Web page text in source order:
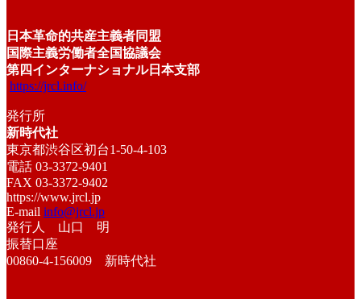
日本革命的共産主義者同盟
国際主義労働者全国協議会
第四インターナショナル日本支部
https://jrcl.info/
発行所
新時代社
東京都渋谷区初台1-50-4-103
電話 03-3372-9401
FAX 03-3372-9402
https://www.jrcl.jp
E-mail info@jrcl.jp
発行人 山口 明
振替口座
00860-4-156009 新時代社